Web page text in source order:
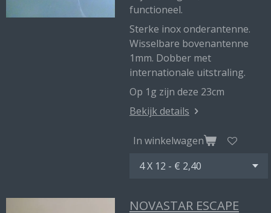
functioneel.
Sterke inox onderantenne.
Wisselbare bovenantenne
1mm. Dobber met
internationale uitstraling.
Op 1g zijn deze 23cm
Bekijk details
In winkelwagen
NOVASTAR ESCAPE